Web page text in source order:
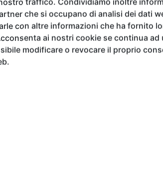
dall’illustrazione dei principali lavori di
mezzo secolo di attività. «Una delle
opere nel mio paese dove la
architettonici a Ground Zero, New
ha poi voluto riflettere ad alta voce
in sanscrito significa autorità, e
che si occupano di analisi dei dati
con altre informazioni che ha fornito
ai nostri cookie se continua
modificare o revocare il proprio